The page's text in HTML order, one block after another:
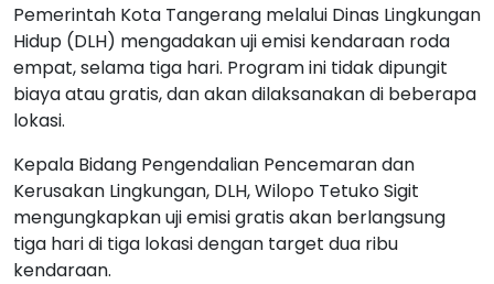
Pemerintah Kota Tangerang melalui Dinas Lingkungan
Hidup (DLH) mengadakan uji emisi kendaraan roda
empat, selama tiga hari. Program ini tidak dipungit
biaya atau gratis, dan akan dilaksanakan di beberapa
lokasi.
Kepala Bidang Pengendalian Pencemaran dan
Kerusakan Lingkungan, DLH, Wilopo Tetuko Sigit
mengungkapkan uji emisi gratis akan berlangsung
tiga hari di tiga lokasi dengan target dua ribu
kendaraan.